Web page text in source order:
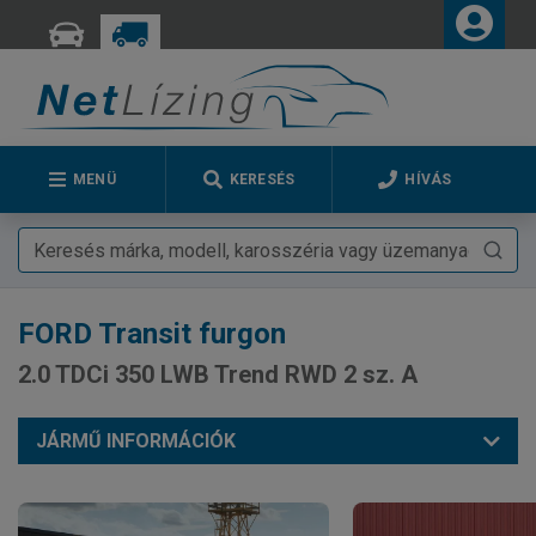
MENÜ KERESÉS HÍVÁS
FORD Transit furgon
2.0 TDCi 350 LWB Trend RWD 2 sz. A
JÁRMŰ INFORMÁCIÓK